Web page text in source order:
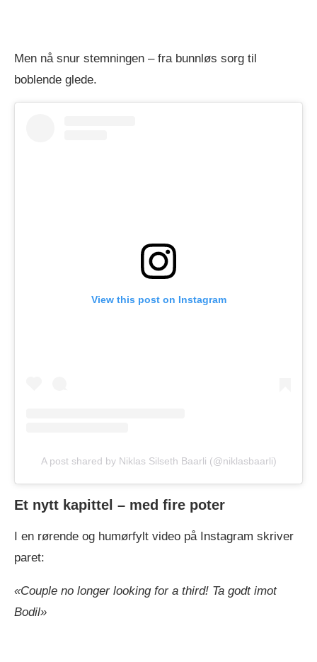
Men nå snur stemningen – fra bunnløs sorg til
boblende glede.
View this post on Instagram
A post shared by Niklas Silseth Baarli (@niklasbaarli)
Et nytt kapittel – med fire poter
I en rørende og humørfylt video på Instagram skriver
paret:
«Couple no longer looking for a third! Ta godt imot
Bodil»